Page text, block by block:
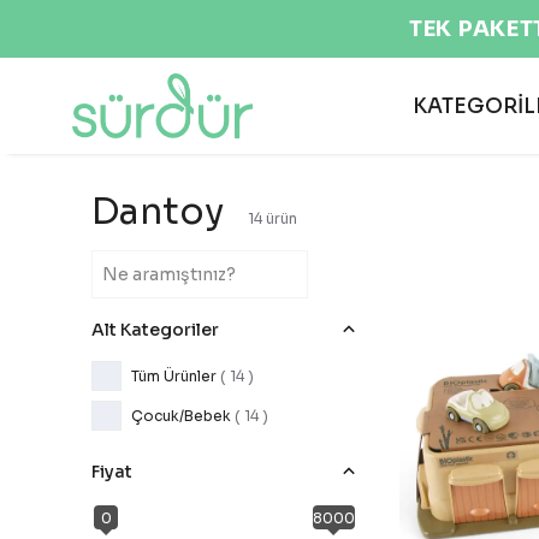
Dantoy 14 ürün
Alt Kategoriler
Tüm Ürünler ( 14 )
Çocuk/Bebek ( 14 )
Fiyat
0 8000